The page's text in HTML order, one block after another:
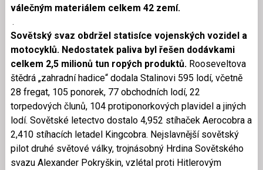
válečným materiálem celkem 42 zemí.
Sovětský svaz obdržel statisíce vojenských vozidel a
motocyklů. Nedostatek paliva byl řešen dodávkami
celkem 2,5 milionů tun ropých produktů. Rooseveltova
štědrá „zahradní hadice“ dodala Stalinovi 595 lodí, včetně
28 fregat, 105 ponorek, 77 obchodních lodí, 22
torpedových člunů, 104 protiponorkových plavidel a jiných
lodí. Sovětské letectvo dostalo 4,952 stíhaček Aerocobra a
2,410 stíhacích letadel Kingcobra. Nejslavnější sovětský
pilot druhé světové války, trojnásobný Hrdina Sovětského
svazu Alexander Pokryškin, vzlétal proti Hitlerovým